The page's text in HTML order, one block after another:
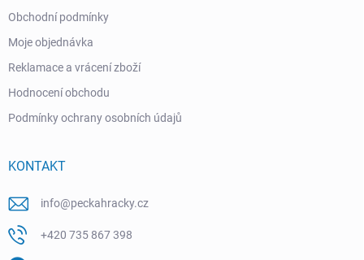
Obchodní podmínky
Moje objednávka
Reklamace a vrácení zboží
Hodnocení obchodu
Podmínky ochrany osobních údajů
KONTAKT
info@peckahracky.cz
+420 735 867 398